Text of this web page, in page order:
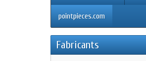
pointpieces.com
Fabricants